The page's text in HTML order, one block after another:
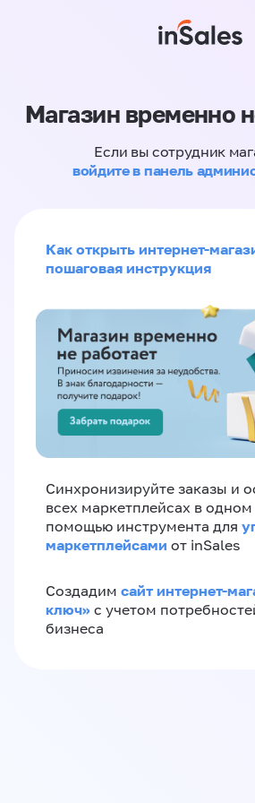
Магазин временно
Если вы сотрудник
войдите в панель
Как открыть интернет-
пошаговая инструкция
Синхронизируйте заказы и
всех маркетплейсах в одном
помощью инструмента для
маркетплейсами от inSales
Создадим сайт интернет-
ключ» с учетом
бизнеса